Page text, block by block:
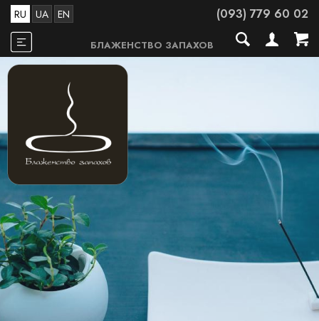
RU UA EN (093) 779 60 02
БЛАЖЕНСТВО ЗАПАХОВ